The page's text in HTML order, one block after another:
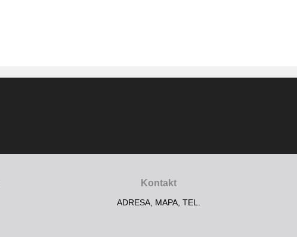
Kontakt
ADRESA, MAPA, TEL.